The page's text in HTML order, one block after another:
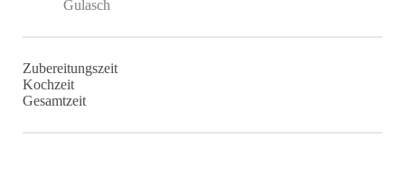
Gulasch
Zubereitungszeit
Kochzeit
Gesamtzeit